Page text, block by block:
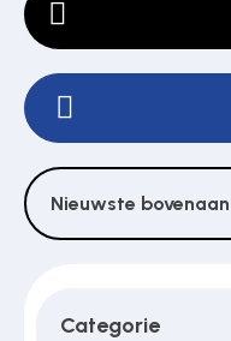
Poortonderdelen
Pulsgevers
Sloten
Nieuwste bovenaan
Categorie